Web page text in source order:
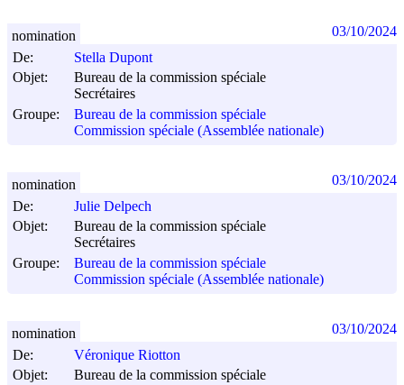
De:
Stella Dupont
Objet:
Bureau de la commission spéciale
Secrétaires
Groupe:
Bureau de la commission spéciale
Commission spéciale (Assemblée nationale)
nomination 03/10/2024
De:
Julie Delpech
Objet:
Bureau de la commission spéciale
Secrétaires
Groupe:
Bureau de la commission spéciale
Commission spéciale (Assemblée nationale)
nomination 03/10/2024
De:
Véronique Riotton
Objet:
Bureau de la commission spéciale
nomination 03/10/2024